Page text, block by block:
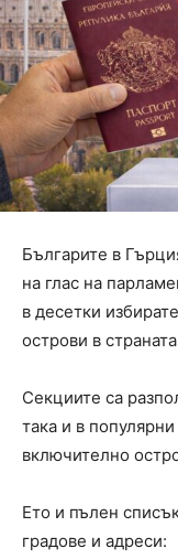
Българите в
на глас на
в десетки
острови в
Секциите са
така и в
включително
Ето и пълен
градове и адреси: